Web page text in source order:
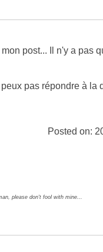
post... Il n'y a pas
pas répondre à la
Posted on:
please don't fool with mine...